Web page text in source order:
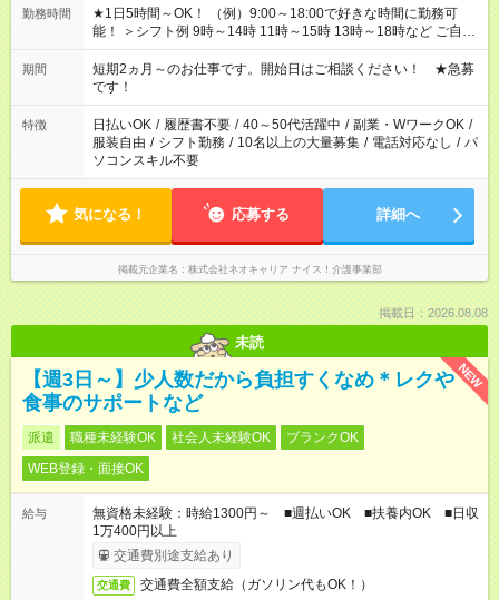
勤務時間
★1日5時間～OK！ （例）9:00～18:00で好きな時間に勤務可
能！ ＞シフト例 9時～14時 11時～15時 13時～18時など ご自身
のご都合に合わせて勤務時間をご相談ください！ ★家庭の都合
でお休みや時間の調整が必要な場合も遠慮なくご相談くださ
い。
期間
短期2ヵ月～のお仕事です。開始日はご相談ください！ ★急募
です！
特徴 日払いOK / 履歴書不要 / 40～50代活躍中 / 副業・WワークOK /
服装自由 / シフト勤務 / 10名以上の大量募集 / 電話対応なし / パ
ソコンスキル不要
気になる！ 応募する 詳細へ
掲載元企業名 株式会社ネオキャリア ナイス！介護事業部
掲載日：2026.08.08
未読
NEW
【週3日～】少人数だから負担すくなめ＊レクや
食事のサポートなど
派遣 職種未経験OK 社会人未経験OK
ブランクOK
WEB登録・面接OK
給与
無資格未経験：時給1300円～ ■週払いOK ■扶養内OK ■日収
1万400円以上
交通費別途支給あり
交通費 交通費全額支給（ガソリン代もOK！）